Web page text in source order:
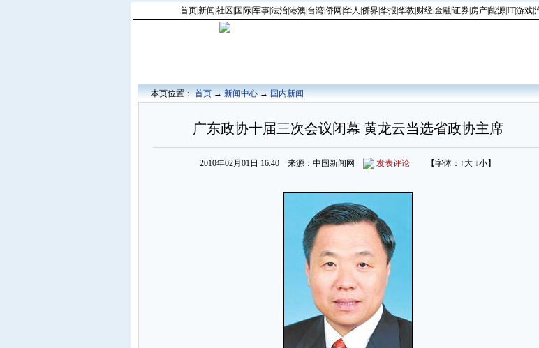
首页|新闻 社区 国际|军事|法治|港澳 台湾|侨网 华人 侨界|华报 华教| 财经|金融|证券| 房产|能源|IT|游戏|
本页位置：首页→新闻中心→国内新闻
广东政协十届三次会议闭幕 黄龙云当选省政协主席
2010年02月01日 16:40 来源：中国新闻网 发表评论 【字体： ↑大 ↓小】